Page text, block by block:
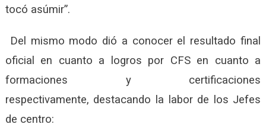
tocó asúmir”.
Del mismo modo dió a conocer el resultado final
oficial en cuanto a logros por CFS en cuanto a
formaciones y certificaciones
respectivamente, destacando la labor de los Jefes
de centro: